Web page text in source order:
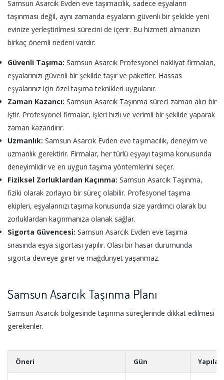
Samsun Asarcık Evden eve taşımacılık, sadece eşyaların
taşınması değil, aynı zamanda eşyaların güvenli bir şekilde yeni
evinize yerleştirilmesi sürecini de içerir. Bu hizmeti almanızın
birkaç önemli nedeni vardır:
Güvenli Taşıma: Samsun Asarcık Profesyonel nakliyat firmaları,
eşyalarınızı güvenli bir şekilde taşır ve paketler. Hassas
eşyalarınız için özel taşıma teknikleri uygulanır.
Zaman Kazancı: Samsun Asarcık Taşınma süreci zaman alıcı bir
iştir. Profesyonel firmalar, işleri hızlı ve verimli bir şekilde yaparak
zaman kazandırır.
Uzmanlık: Samsun Asarcık Evden eve taşımacılık, deneyim ve
uzmanlık gerektirir. Firmalar, her türlü eşyayı taşıma konusunda
deneyimlidir ve en uygun taşıma yöntemlerini seçer.
Fiziksel Zorluklardan Kaçınma: Samsun Asarcık Taşınma,
fiziki olarak zorlayıcı bir süreç olabilir. Profesyonel taşıma
ekipleri, eşyalarınızı taşıma konusunda size yardımcı olarak bu
zorluklardan kaçınmanıza olanak sağlar.
Sigorta Güvencesi: Samsun Asarcık Evden eve taşıma
sırasında eşya sigortası yapılır. Olası bir hasar durumunda
sigorta devreye girer ve mağduriyet yaşanmaz.
Samsun Asarcık Taşınma Planı
Samsun Asarcık bölgesinde taşınma süreçlerinde dikkat edilmesi
gerekenler.
Öneri Gün